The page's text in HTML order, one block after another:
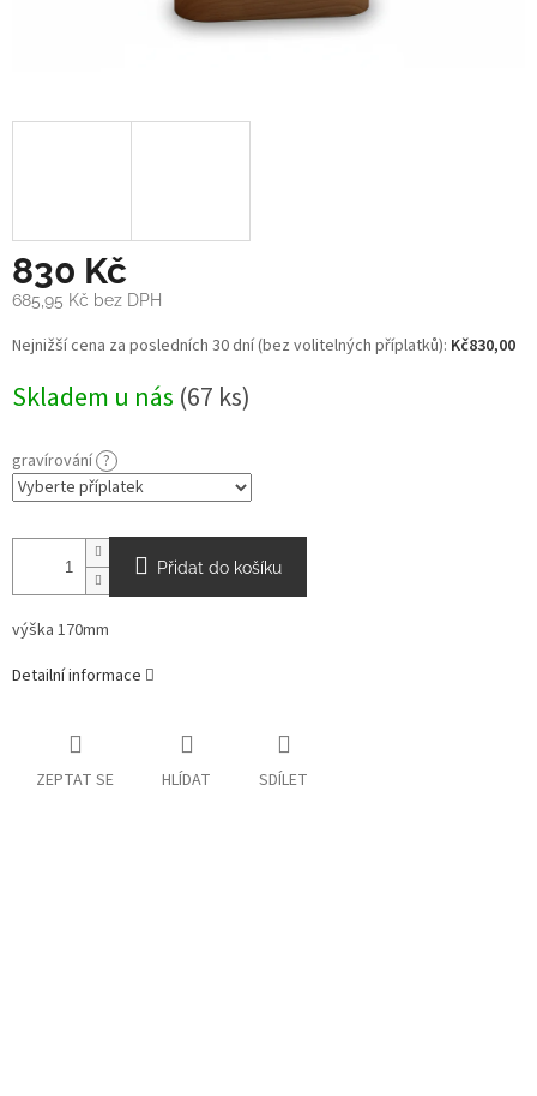
830 Kč
685,95 Kč bez DPH
Měrná
cena:
Nejnižší cena za posledních 30 dní (bez volitelných příplatků): Kč830,00
Skladem u nás (67 ks)
gravírování ?
Přidat do košíku
výška 170mm
Detailní informace
ZEPTAT SE HLÍDAT SDÍLET